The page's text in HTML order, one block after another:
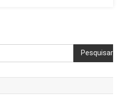
Pesquisar